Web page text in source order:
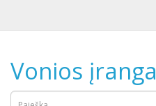
Vonios įranga